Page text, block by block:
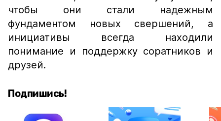
чтобы они стали надежным
фундаментом новых свершений, а
инициативы всегда находили
понимание и поддержку соратников и
друзей.
Подпишись!